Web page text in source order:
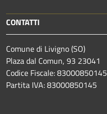
CONTATTI
Comune di Livigno (SO)
Plaza dal Comun, 93 23041
Codice Fiscale: 83000850145
Partita IVA: 83000850145